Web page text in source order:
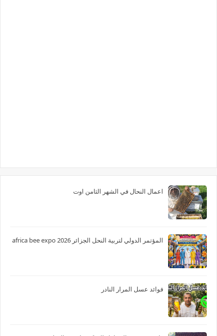
اعمال النحال في الشهر الثامن اوت
المؤتمر الدولي لتربية النحل الجزائر 2026 africa bee expo
فوائد عسل المرار النادر